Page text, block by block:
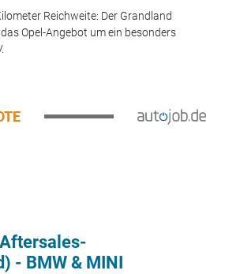
Reichweite: Der Grandland
Opel-Angebot um ein besonders
- BMW & MINI